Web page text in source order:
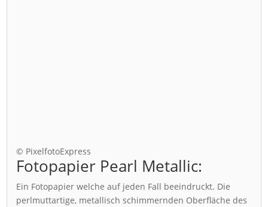
© PixelfotoExpress
Fotopapier Pearl Metallic:
Ein Fotopapier welche auf jeden Fall beeindruckt. Die
perlmuttartige, metallisch schimmernden Oberfläche des